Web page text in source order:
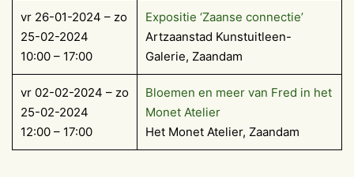
vr 26-01-2024 – zo
25-02-2024
10:00 – 17:00
Expositie ‘Zaanse connectie’
Artzaanstad Kunstuitleen-
Galerie, Zaandam
vr 02-02-2024 – zo
25-02-2024
12:00 – 17:00
Bloemen en meer van Fred in het
Monet Atelier
Het Monet Atelier, Zaandam